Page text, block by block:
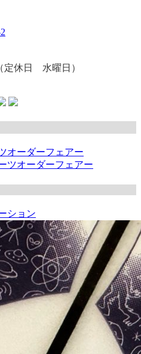
定休日 水曜日）
オーダーフェアー
ション